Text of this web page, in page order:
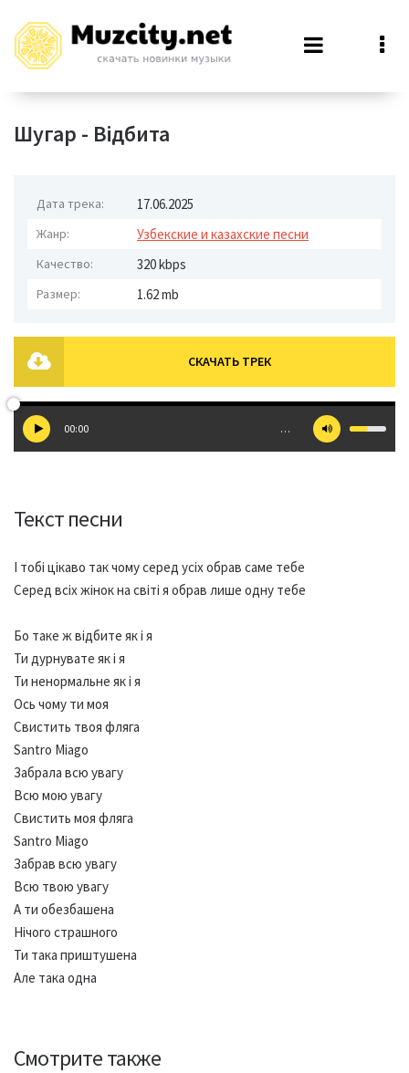
Шугар - Відбита
Дата трека: 17.06.2025
Жанр: Узбекские и казахские песни
Качество: 320 kbps
Размер: 1.62 mb
СКАЧАТЬ ТРЕК
00:00 …
Текст песни
І тобі цікаво так чому серед усіх обрав саме тебе
Серед всіх жінок на світі я обрав лише одну тебе
Бо таке ж відбите як і я
Ти дурнувате як і я
Ти ненормальне як і я
Ось чому ти моя
Свистить твоя фляга
Santro Miago
Забрала всю увагу
Всю мою увагу
Свистить моя фляга
Santro Miago
Забрав всю увагу
Всю твою увагу
А ти обезбашена
Нічого страшного
Ти така приштушена
Але така одна
Смотрите также